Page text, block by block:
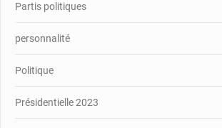
Partis politiques
personnalité
Politique
Présidentielle 2023